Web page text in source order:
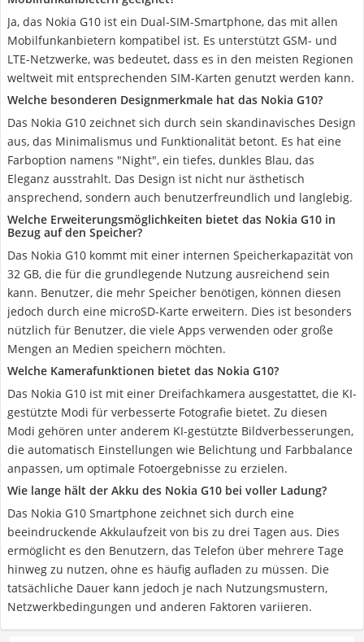
Ja, das Nokia G10 ist ein Dual-SIM-Smartphone, das mit allen
Mobilfunkanbietern kompatibel ist. Es unterstützt GSM- und
LTE-Netzwerke, was bedeutet, dass es in den meisten Regionen
weltweit mit entsprechenden SIM-Karten genutzt werden kann.
Welche besonderen Designmerkmale hat das Nokia G10?
Das Nokia G10 zeichnet sich durch sein skandinavisches Design
aus, das Minimalismus und Funktionalität betont. Es hat eine
Farboption namens "Night", ein tiefes, dunkles Blau, das
Eleganz ausstrahlt. Das Design ist nicht nur ästhetisch
ansprechend, sondern auch benutzerfreundlich und langlebig.
Welche Erweiterungsmöglichkeiten bietet das Nokia G10 in
Bezug auf den Speicher?
Das Nokia G10 kommt mit einer internen Speicherkapazität von
32 GB, die für die grundlegende Nutzung ausreichend sein
kann. Benutzer, die mehr Speicher benötigen, können diesen
jedoch durch eine microSD-Karte erweitern. Dies ist besonders
nützlich für Benutzer, die viele Apps verwenden oder große
Mengen an Medien speichern möchten.
Welche Kamerafunktionen bietet das Nokia G10?
Das Nokia G10 ist mit einer Dreifachkamera ausgestattet, die KI-
gestützte Modi für verbesserte Fotografie bietet. Zu diesen
Modi gehören unter anderem KI-gestützte Bildverbesserungen,
die automatisch Einstellungen wie Belichtung und Farbbalance
anpassen, um optimale Fotoergebnisse zu erzielen.
Wie lange hält der Akku des Nokia G10 bei voller Ladung?
Das Nokia G10 Smartphone zeichnet sich durch eine
beeindruckende Akkulaufzeit von bis zu drei Tagen aus. Dies
ermöglicht es den Benutzern, das Telefon über mehrere Tage
hinweg zu nutzen, ohne es häufig aufladen zu müssen. Die
tatsächliche Dauer kann jedoch je nach Nutzungsmustern,
Netzwerkbedingungen und anderen Faktoren variieren.